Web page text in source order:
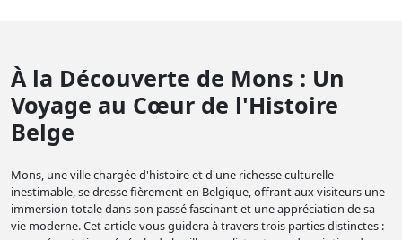
À la Découverte de Mons : Un
Voyage au Cœur de l'Histoire
Belge
Mons, une ville chargée d'histoire et d'une richesse culturelle
inestimable, se dresse fièrement en Belgique, offrant aux visiteurs une
immersion totale dans son passé fascinant et une appréciation de sa
vie moderne. Cet article vous guidera à travers trois parties distinctes :